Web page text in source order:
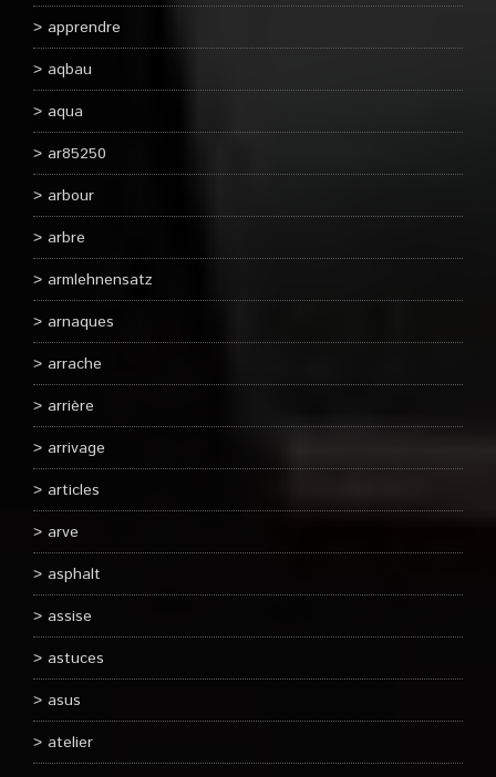
apprendre
aqbau
aqua
ar85250
arbour
arbre
armlehnensatz
arnaques
arrache
arrière
arrivage
articles
arve
asphalt
assise
astuces
asus
atelier